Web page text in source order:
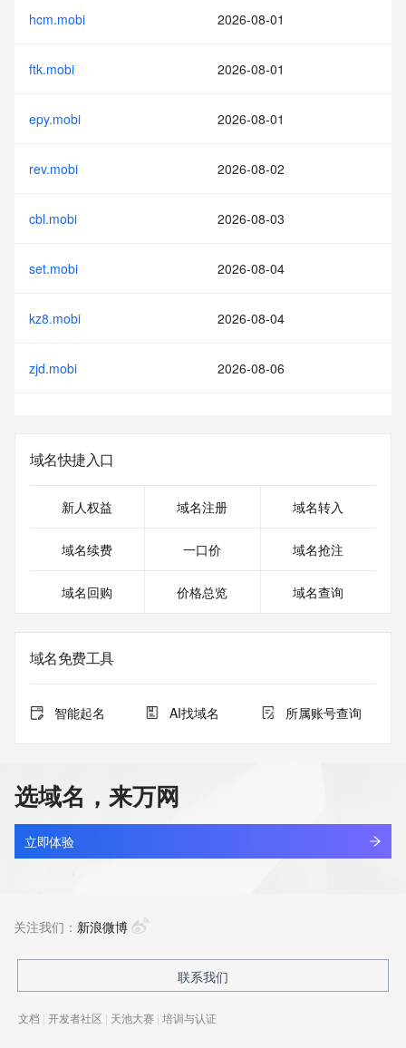
hcm.mobi 2026-08-01
ftk.mobi 2026-08-01
epy.mobi 2026-08-01
rev.mobi 2026-08-02
cbl.mobi 2026-08-03
set.mobi 2026-08-04
kz8.mobi 2026-08-04
zjd.mobi 2026-08-06
域名快捷入口
新人权益 域名注册 域名转入
域名续费 一口价 域名抢注
域名回购 价格总览 域名查询
域名免费工具
智能起名 AI找域名 所属账号查询
选域名，来万网
立即体验
关注我们： 新浪微博
联系我们
文档 | 开发者社区 | 天池大赛 | 培训与认证